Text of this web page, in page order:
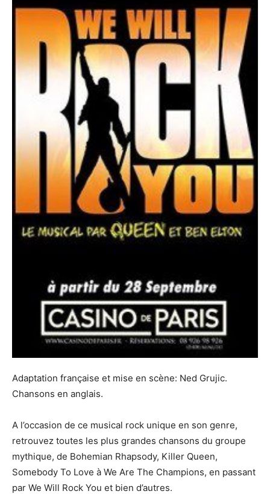
Adaptation française et mise en scène: Ned Grujic.
Chansons en anglais.
A l’occasion de ce musical rock unique en son genre,
retrouvez toutes les plus grandes chansons du groupe
mythique, de Bohemian Rhapsody, Killer Queen,
Somebody To Love à We Are The Champions, en passant
par We Will Rock You et bien d’autres.